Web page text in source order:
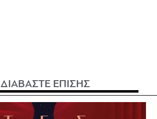
ΔΙΑΒΑΣΤΕ ΕΠΙΣΗΣ